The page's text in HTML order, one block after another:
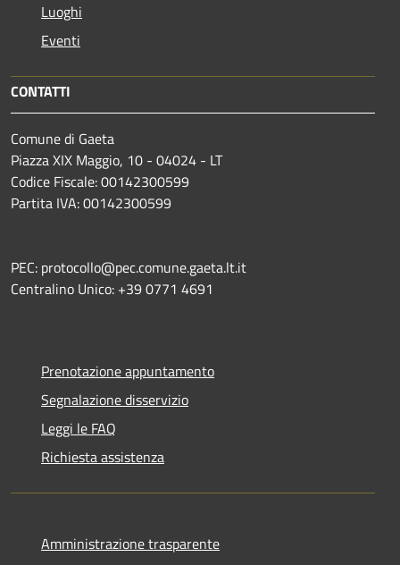
Luoghi
Eventi
CONTATTI
Comune di Gaeta
Piazza XIX Maggio, 10 - 04024 - LT
Codice Fiscale: 00142300599
Partita IVA: 00142300599
PEC: protocollo@pec.comune.gaeta.lt.it
Centralino Unico: +39 0771 4691
Prenotazione appuntamento
Segnalazione disservizio
Leggi le FAQ
Richiesta assistenza
Amministrazione trasparente